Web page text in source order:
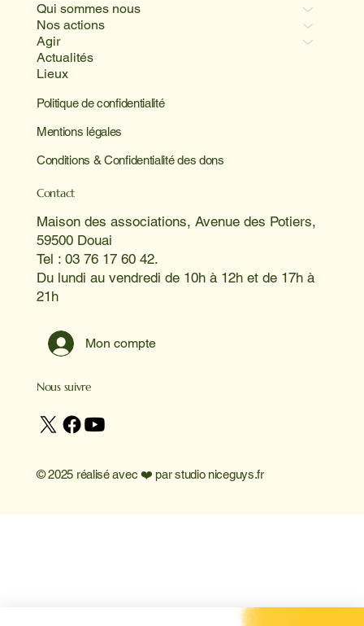
Qui sommes nous
Nos actions
Agir
Actualités
Lieux
Politique de confidentialité
Mentions légales
Conditions & Confidentialité des dons
Contact
Maison des associations, Avenue des Potiers,
59500 Douai
Tel : 03 76 17 60 42.
Du lundi au vendredi de 10h à 12h et de 17h à
21h
Mon compte
Nous suivre
© 2025 réalisé avec ❤️ parstudio niceguys.fr